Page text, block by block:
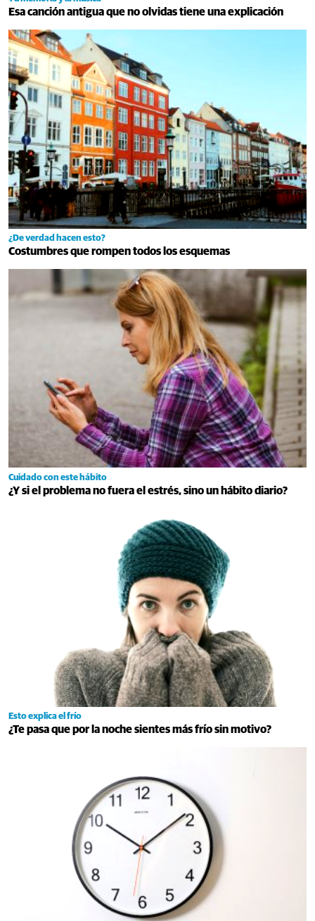
Esa canción antigua que no olvidas tiene una explicación
¿De verdad hacen esto?
Costumbres que rompen todos los esquemas
Cuidado con este hábito
¿Y si el problema no fuera el estrés, sino un hábito diario?
Esto explica el frío
¿Te pasa que por la noche sientes más frío sin motivo?